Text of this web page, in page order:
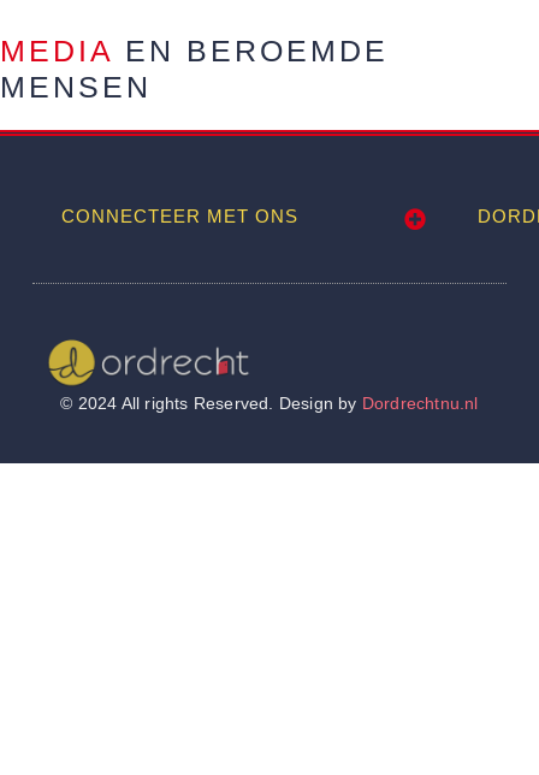
MEDIA EN BEROEMDE
MENSEN
CONNECTEER MET ONS
© 2024 All rights Reserved. Design by Dordrechtnu.nl